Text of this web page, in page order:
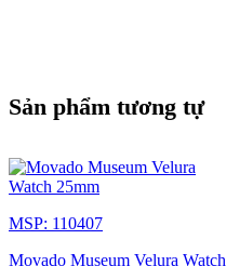
Sản phẩm tương tự
MSP: 110407
Movado Museum Velura Watch